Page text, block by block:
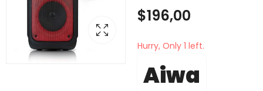
$196,00
Hurry, Only 1 left.
Aiwa